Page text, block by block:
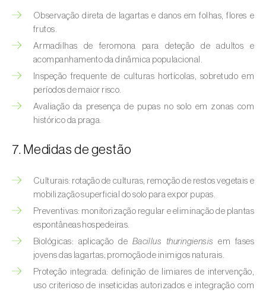
Borboleta-branca-pequena-da-couve
Pieris rapae
Broca-africana-do-caule-do-milho
Busseola fusca)
Broca-do-chá (
fornicatior, E. perbrevis e E. kuroshio )
(Diatraea saccharalis)
Broca-do-milho (Sesamia nonagrioides)
Broca-dos-ramos-do-pessegueiro (Anarsia
lineatella
Broca-listrada-do-caule-do-arroz (Chilo
suppressalis)
Broca-pequena-do-tomateiro
Observação direta de lagartas e danos em folhas, flores e
frutos.
Armadilhas de feromona para deteção de adultos e
acompanhamento da dinâmica populacional.
Inspeção frequente de culturas hortícolas, sobretudo em
períodos de maior risco.
Avaliação da presença de pupas no solo em zonas com
histórico da praga.
7. Medidas de gestão
Culturais: rotação de culturas, remoção de restos vegetais e
mobilização superficial do solo para expor pupas.
Preventivas: monitorização regular e eliminação de plantas
espontâneas hospedeiras.
Biológicas: aplicação de Bacillus thuringiensis em fases
jovens das lagartas; promoção de inimigos naturais.
Proteção integrada: definição de limiares de intervenção,
uso criterioso de inseticidas autorizados e integração com